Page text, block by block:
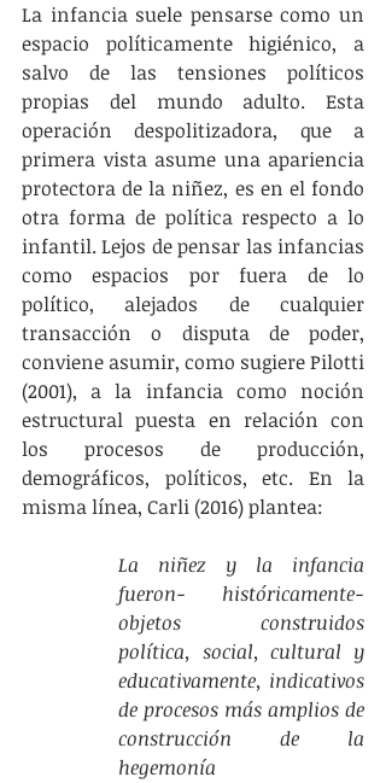
La infancia suele pensarse como un
espacio políticamente higiénico, a
salvo de las tensiones políticos
propias del mundo adulto. Esta
operación despolitizadora, que a
primera vista asume una apariencia
protectora de la niñez, es en el fondo
otra forma de política respecto a lo
infantil. Lejos de pensar las infancias
como espacios por fuera de lo
político, alejados de cualquier
transacción o disputa de poder,
conviene asumir, como sugiere Pilotti
(2001), a la infancia como noción
estructural puesta en relación con
los procesos de producción,
demográficos, políticos, etc. En la
misma línea, Carli (2016) plantea:
La niñez y la infancia
fueron- históricamente-
objetos construidos
política, social, cultural y
educativamente, indicativos
de procesos más amplios de
construcción de la
hegemonía